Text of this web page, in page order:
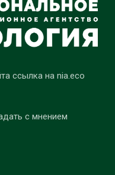
ссылка на nia.eco
с мнением